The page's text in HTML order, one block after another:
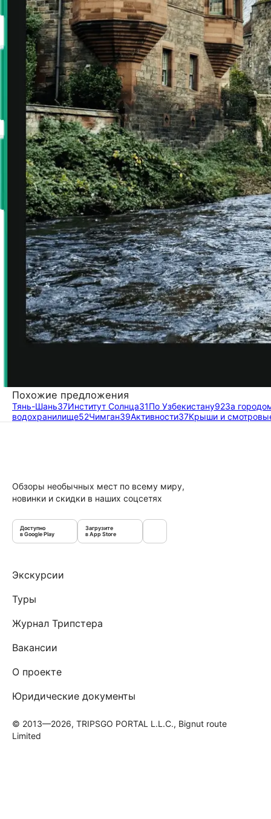
Похожие предложения
Тянь-Шань37Институт Солнца31По Узбекистану92За
водохранилище52Чимган39Активности37Крыши и
Обзоры необычных мест по всему миру,
новинки и скидки в наших соцсетях
Доступно
в Google Play
Загрузите
в App Store
Экскурсии
Туры
Журнал Трипстера
Вакансии
О проекте
Юридические документы
© 2013—2026, TRIPSGO PORTAL L.L.C., Bignut route
Limited